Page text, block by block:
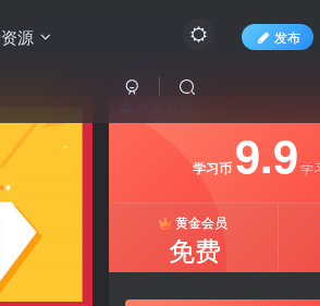
源 发布
学习币 9.9学
黄金会员
免费